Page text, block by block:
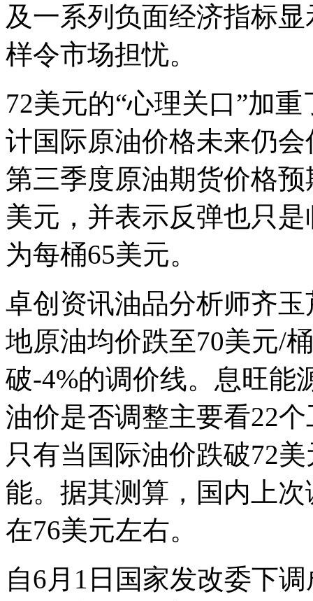
及一系列负面经济指标
样令市场担忧。
72美元的“心理关口”加
计国际原油价格未来仍
第三季度原油期货价格
美元，并表示反弹也只
为每桶65美元。
卓创资讯油品分析师齐
地原油均价跌至70美元/
破-4%的调价线。息旺能
油价是否调整主要看22
只有当国际油价跌破72
能。据其测算，国内上
在76美元左右。
自6月1日国家发改委下